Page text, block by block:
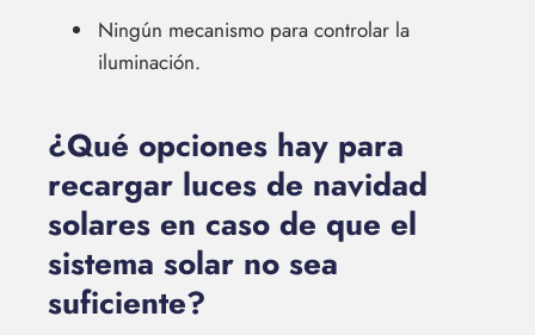
Ningún mecanismo para controlar la
iluminación.
¿Qué opciones hay para
recargar luces de navidad
solares en caso de que el
sistema solar no sea
suficiente?